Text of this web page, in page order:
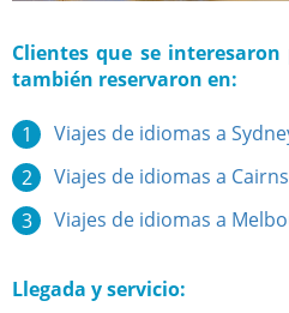
Clientes que se
también reservaron en:
Viajes de idiomas a
Viajes de idiomas a
Viajes de idiomas a
Llegada y servicio: